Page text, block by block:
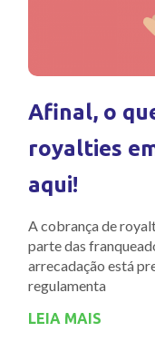
Afinal, o
royalties
aqui!
A cobrança de
parte das
arrecadação está
regulamenta
LEIA MAIS